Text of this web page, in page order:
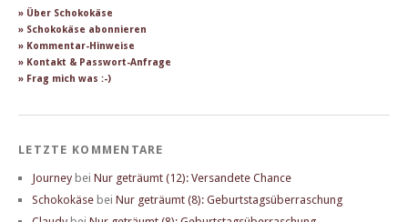
» Über Schokokäse
» Schokokäse abonnieren
» Kommentar-Hinweise
» Kontakt & Passwort-Anfrage
» Frag mich was :-)
LETZTE KOMMENTARE
Journey bei Nur geträumt (12): Versandete Chance
Schokokäse bei Nur geträumt (8): Geburtstagsüberraschung